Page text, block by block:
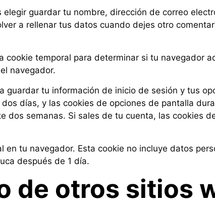
guardar tu nombre, dirección de correo
a rellenar tus datos cuando dejes otro
temporal para determinar si tu navegador
navegador.
guardar tu información de inicio de sesión y tus
días, y las cookies de opciones de pantalla
dos semanas. Si sales de tu cuenta, las cookies
tu navegador. Esta cookie no incluye datos
después de 1 día.
de otros sitios